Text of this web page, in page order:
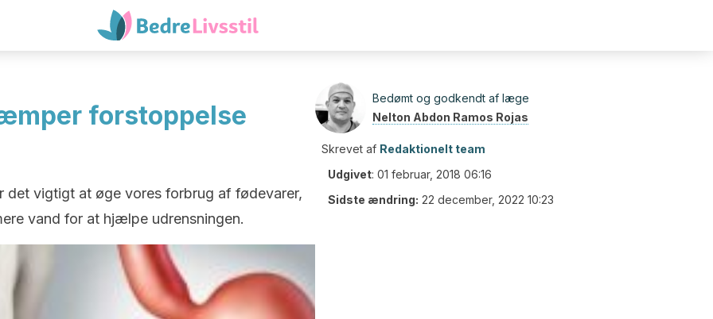
forstoppelse
det vigtigt at øge vores forbrug af fødevarer,
vand for at hjælpe udrensningen.
Bedømt og godkendt af læge
Nelton Abdon Ramos Rojas
Skrevet af Redaktionelt team
Udgivet: 01 februar, 2018 06:16
Sidste ændring: 22 december, 2022 10:23